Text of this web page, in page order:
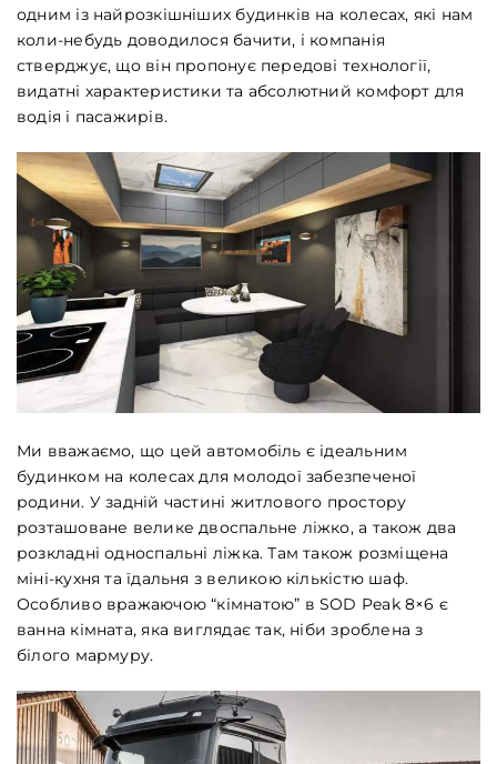
одним із найрозкішніших будинків на колесах, які нам
коли-небудь доводилося бачити, і компанія
стверджує, що він пропонує передові технології,
видатні характеристики та абсолютний комфорт для
водія і пасажирів.
Ми вважаємо, що цей автомобіль є ідеальним
будинком на колесах для молодої забезпеченої
родини. У задній частині житлового простору
розташоване велике двоспальне ліжко, а також два
розкладні односпальні ліжка. Там також розміщена
міні-кухня та їдальня з великою кількістю шаф.
Особливо вражаючою “кімнатою” в SOD Peak 8×6 є
ванна кімната, яка виглядає так, ніби зроблена з
білого мармуру.